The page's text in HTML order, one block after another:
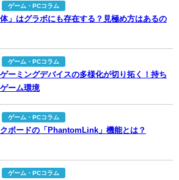
ゲーム・PCコラム
体」はグラボにも存在する？見極め方はあるの
ゲーム・PCコラム
ーミングデバイスの多様化が切り拓く！持ち
ーム環境
ゲーム・PCコラム
ボードの「PhantomLink」機能とは？
ゲーム・PCコラム